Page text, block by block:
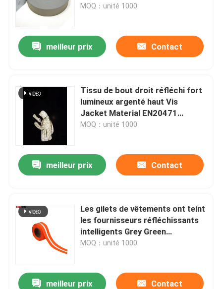
sécurité routière
MOQ：unité 1000
meilleur prix Contact
Tissu de bout droit réfléchi fort
lumineux argenté haut Vis
Jacket Material EN20471
ANSI107
MOQ：unité 1000
meilleur prix Contact
Les gilets de vêtements ont teint
les fournisseurs réfléchissants
intelligents Grey Green
Reflective Fabric Tape de tissu
MOQ：unité 1000
meilleur prix Contact